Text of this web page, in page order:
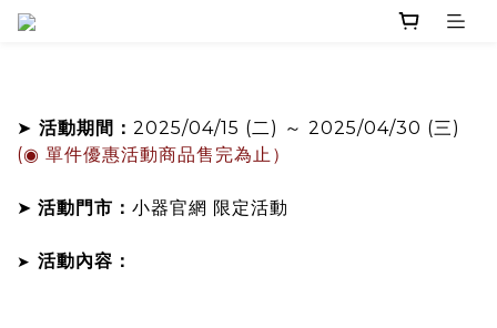
➤ 活動期間： 2025/04/15 (二) ～ 2025/04/30 (三)
(◉ 單件優惠活動商品售完為止）
➤ 活動門市： 小器官網 限定活動
➤ 活動內容：